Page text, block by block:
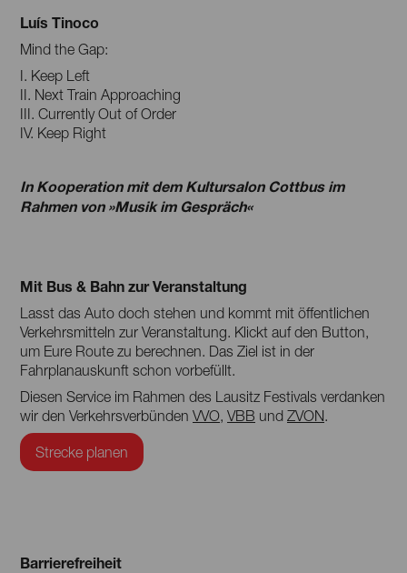
Luís Tinoco
Mind the Gap:
I. Keep Left
II. Next Train Approaching
III. Currently Out of Order
IV. Keep Right
In Kooperation mit dem Kultursalon Cottbus im
Rahmen von »Musik im Gespräch«
Mit Bus & Bahn zur Veranstaltung
Lasst das Auto doch stehen und kommt mit öffentlichen
Verkehrsmitteln zur Veranstaltung. Klickt auf den Button,
um Eure Route zu berechnen. Das Ziel ist in der
Fahrplanauskunft schon vorbefüllt.
Diesen Service im Rahmen des Lausitz Festivals verdanken
wir den Verkehrsverbünden VVO, VBB und ZVON.
Strecke planen
Barrierefreiheit